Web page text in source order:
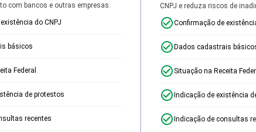
com bancos e outras empresas.
do CNPJ
básicos
Federal
de protestos
recentes
CNPJ e reduza riscos de
Confirmação de
Dados cadastrais
Situação na Receita
Indicação de existência
Indicação de consultas